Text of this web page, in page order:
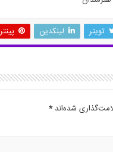
تویتر لینکدین
شده‌اند*